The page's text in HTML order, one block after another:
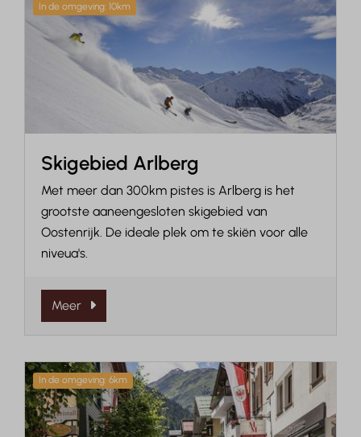
In de omgeving: 10km
Skigebied Arlberg
Met meer dan 300km pistes is Arlberg is het
grootste aaneengesloten skigebied van
Oostenrijk. De ideale plek om te skiën voor alle
niveua's.
Meer
In de omgeving: 6km